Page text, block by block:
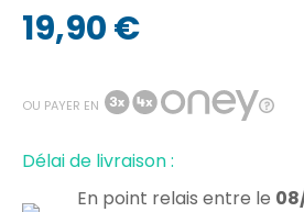
19,90 €
OU PAYER EN
Délai de livraison :
En point relais entre le